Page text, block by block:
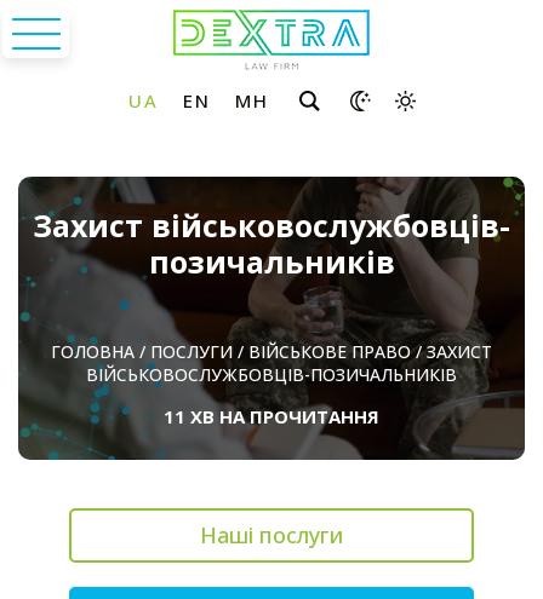
Захист військовослужбовців-
позичальників
ГОЛОВНА / ПОСЛУГИ / ВІЙСЬКОВЕ ПРАВО/ЗАХИСТ
ВІЙСЬКОВОСЛУЖБОВЦІВ-ПОЗИЧАЛЬНИКІВ
11 ХВ НА ПРОЧИТАННЯ
Наші послуги